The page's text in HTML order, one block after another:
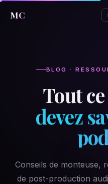
MC
BLOG ·
Tout
devez
Conseils de monteuse,
de post-production